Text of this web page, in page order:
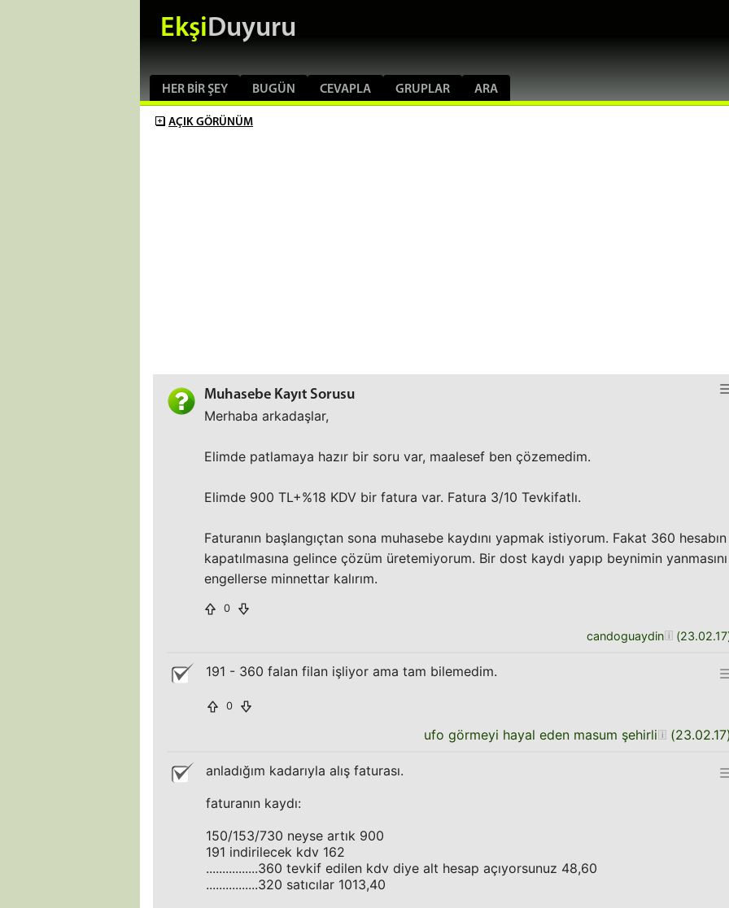
EkşiDuyuru
HER BIR ŞEY BUGÜN CEVAPLA GRUPLAR ARA
AÇIK GÖRÜNÜM
Muhasebe Kayıt Sorusu
Merhaba arkadaşlar,
Elimde patlamaya hazır bir soru var, maalesef ben çözemedim.
Elimde 900 TL+%18 KDV bir fatura var. Fatura 3/10 Tevkifatlı.
Faturanın başlangıçtan sona muhasebe kaydını yapmak istiyorum. Fakat 360 hesabın
kapatılmasına gelince çözüm üretemiyorum. Bir dost kaydı yapıp beynimin yanmasını
engellerse minnettar kalırım.
0
candoguaydin (23.02.17
191 - 360 falan filan işliyor ama tam bilemedim.
0
ufo görmeyi hayal eden masum şehirli (23.02.17
anladığım kadarıyla alış faturası.
faturanın kaydı:
150/153/730 neyse artık 900
191 indirilecek kdv 162
................360 tevkif edilen kdv diye alt hesap açıyorsunuz 48,60
................320 satıcılar 1013,40